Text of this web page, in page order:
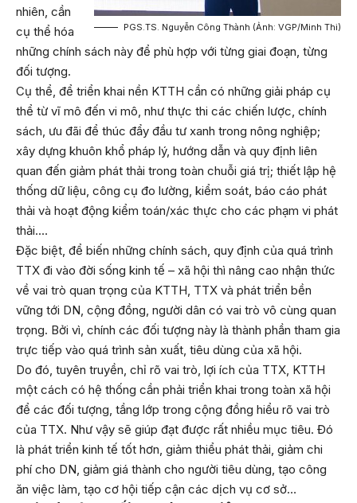
PGS.TS. Nguyễn Công Thành (Ảnh: VGP/Minh Thi)
nhiên, cần
cụ thể hóa
những chính sách này để phù hợp với từng giai đoạn, từng
đối tượng.
Cụ thể, để triển khai nền KTTH cần có những giải pháp cụ
thể từ vĩ mô đến vi mô, như thực thi các chiến lược, chính
sách, ưu đãi để thúc đẩy đầu tư xanh trong nông nghiệp;
xây dựng khuôn khổ pháp lý, hướng dẫn và quy định liên
quan đến giảm phát thải trong toàn chuỗi giá trị; thiết lập hệ
thống dữ liệu, công cụ đo lường, kiểm soát, báo cáo phát
thải và hoạt động kiểm toán/xác thực cho các phạm vi phát
thải.…
Đặc biệt, để biến những chính sách, quy định của quá trình
TTX đi vào đời sống kinh tế – xã hội thì nâng cao nhận thức
về vai trò quan trọng của KTTH, TTX và phát triển bền
vững tới DN, cộng đồng, người dân có vai trò vô cùng quan
trọng. Bởi vì, chính các đối tượng này là thành phần tham gia
trực tiếp vào quá trình sản xuất, tiêu dùng của xã hội.
Do đó, tuyên truyền, chỉ rõ vai trò, lợi ích của TTX, KTTH
một cách có hệ thống cần phải triển khai trong toàn xã hội
để các đối tượng, tầng lớp trong cộng đồng hiểu rõ vai trò
của TTX. Như vậy sẽ giúp đạt được rất nhiều mục tiêu. Đó
là phát triển kinh tế tốt hơn, giảm thiểu phát thải, giảm chi
phí cho DN, giảm giá thành cho người tiêu dùng, tạo công
ăn việc làm, tạo cơ hội tiếp cận các dịch vụ cơ sở…